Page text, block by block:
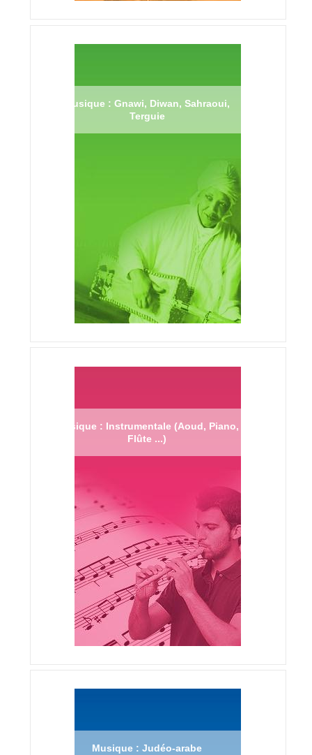
Musique : Gnawi, Diwan, Sahraoui,
Terguie
Musique : Instrumentale (Aoud, Piano,
Flûte ...)
Musique : Judéo-arabe